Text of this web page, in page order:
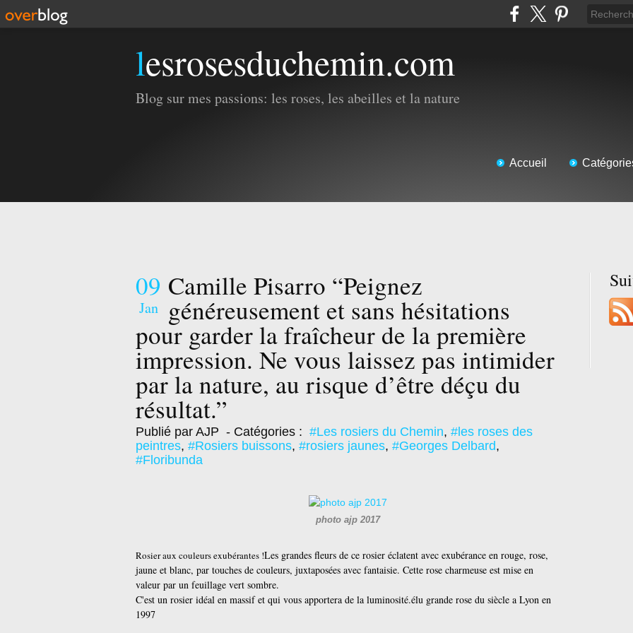
lesrosesduchemin.com
Blog sur mes passions: les roses, les abeilles et la nature
Accueil
09
Jan
Camille Pisarro “Peignez
généreusement et sans hésitations
pour garder la fraîcheur de la première
impression. Ne vous laissez pas intimider
par la nature, au risque d’être déçu du
résultat.”
Publié par AJP - Catégories : #Les rosiers du Chemin, #les roses des
peintres, #Rosiers buissons, #rosiers jaunes, #Georges Delbard,
#Floribunda
photo ajp 2017
Rosier aux couleurs exubérantes !Les grandes fleurs de ce rosier éclatent avec exubérance en rouge, rose,
jaune et blanc, par touches de couleurs, juxtaposées avec fantaisie. Cette rose charmeuse est mise en
valeur par un feuillage vert sombre.
C'est un rosier idéal en massif et qui vous apportera de la luminosité.élu grande rose du siècle a Lyon en
1997